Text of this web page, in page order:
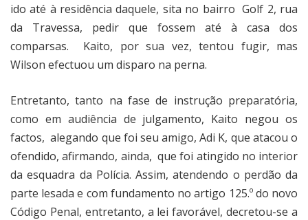
ido até à residência daquele, sita no bairro Golf 2, rua
da Travessa, pedir que fossem até à casa dos
comparsas.
Kaito, por sua vez, tentou fugir, mas
Wilson efectuou um disparo na perna.
Entretanto, tanto na fase de instrução preparatória,
como em audiência de julgamento, Kaito negou os
factos, alegando que foi seu amigo, Adi K, que atacou o
ofendido, afirmando, ainda, que foi atingido no interior
da esquadra da Polícia. Assim, atendendo o perdão da
parte lesada e com fundamento no artigo 125.º do novo
Código Penal, entretanto, a lei favorável, decretou-se a